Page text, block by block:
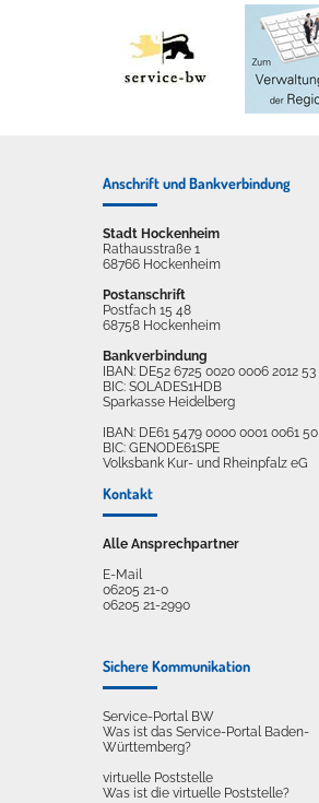
Anschrift und Bankverbindung
Stadt Hockenheim
Rathausstraße 1
68766 Hockenheim
Postanschrift
Postfach 15 48
68758 Hockenheim
Bankverbindung
IBAN: DE52 6725 0020 0006 2012 53
BIC: SOLADES1HDB
Sparkasse Heidelberg
IBAN: DE61 5479 0000 0001 0061 50
BIC: GENODE61SPE
Volksbank Kur- und Rheinpfalz eG
Kontakt
Alle Ansprechpartner
E-Mail
06205 21-0
06205 21-2990
Sichere Kommunikation
Service-Portal BW
Was ist das Service-Portal Baden-
Württemberg?
virtuelle Poststelle
Was ist die virtuelle Poststelle?